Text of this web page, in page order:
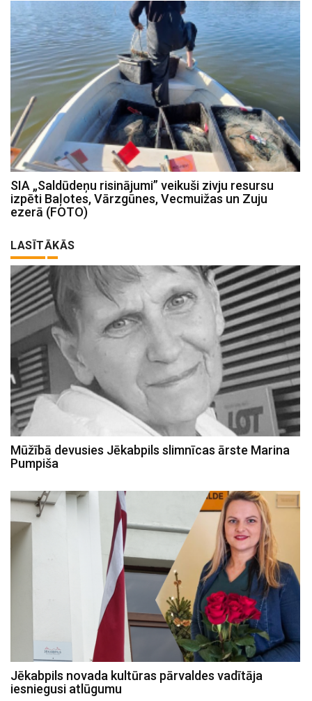
SIA „Saldūdeņu risinājumi” veikuši zivju resursu
izpēti Baļotes, Vārzgūnes, Vecmuižas un Zuju
ezerā (FOTO)
LASĪTĀKĀS
Mūžībā devusies Jēkabpils slimnīcas ārste Marina
Pumpiša
Jēkabpils novada kultūras pārvaldes vadītāja
iesniegusi atlūgumu